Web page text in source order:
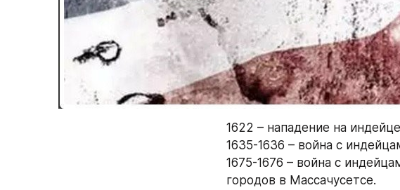
1622 – нападение на
1635-1636 – война с
1675-1676 – война с
городов в Массачусетсе.